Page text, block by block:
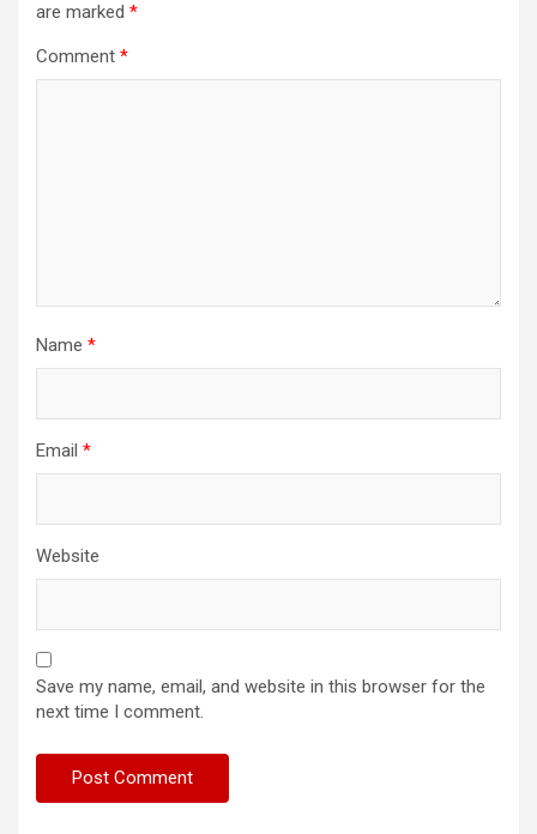
are marked *
Comment *
Name *
Email *
Website
Save my name, email, and website in this browser for the
next time I comment.